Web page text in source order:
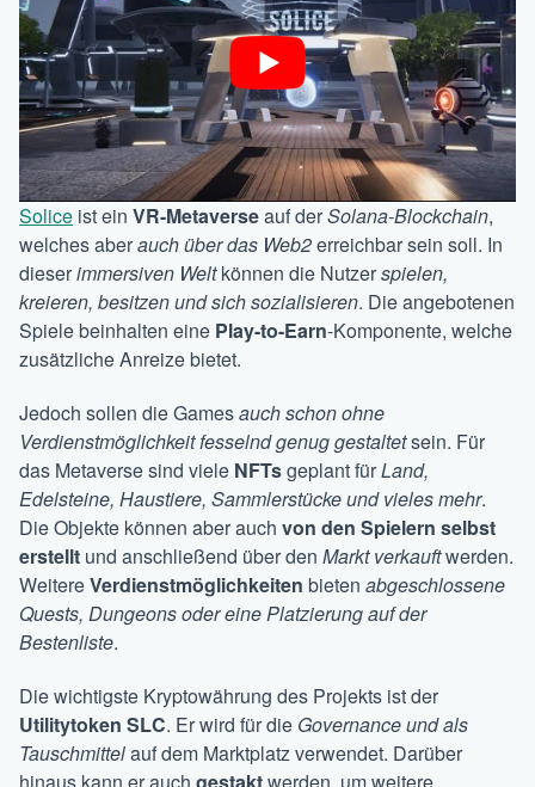
Solice ist ein VR-Metaverseauf derSolana-Blockchain,
welches aberauch über das Web2erreichbar sein soll. In
dieserimmersiven Weltkönnen die Nutzerspielen,
kreieren, besitzen und sich sozialisieren. Die angebotenen
Spiele beinhalten eine Play-to-Earn-Komponente, welche
zusätzliche Anreize bietet.
Jedoch sollen die Gamesauch schon ohne
Verdienstmöglichkeit fesselnd genug gestaltetsein. Für
das Metaverse sind viele NFTsgeplant fürLand,
Edelsteine, Haustiere, Sammlerstücke und vieles mehr.
Die Objekte können aber auch von den Spielern selbst
erstellt und anschließend über den Markt verkauftwerden.
WeitereVerdienstmöglichkeiten bieten abgeschlossene
Quests, Dungeons oder eine Platzierung auf der
Bestenliste.
Die wichtigste Kryptowährung des Projekts ist der
Utilitytoken SLC. Er wird für die Governance und als
Tauschmittelauf dem Marktplatz verwendet. Darüber